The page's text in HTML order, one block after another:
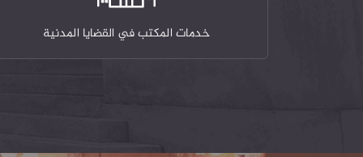
خدمات المكتب في القضايا المدنية